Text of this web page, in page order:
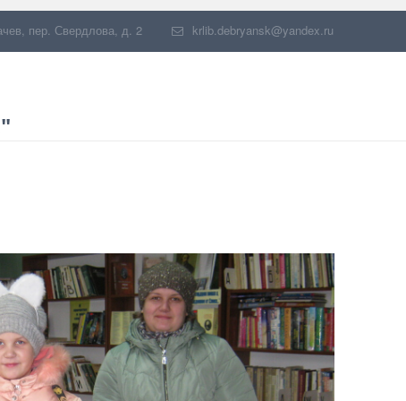
, пер. Свердлова, д. 2 krlib.debryansk@yandex.ru